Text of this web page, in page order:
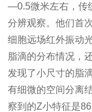
—0.5微米左右，传
分辨观察。他们首
细胞远场红外振动
脂滴的分布情况，
发现了小尺寸的脂
有细微的空间分离
察到的Z小特征是